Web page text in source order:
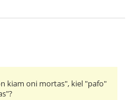
kiam oni mortas", kiel "pafo"